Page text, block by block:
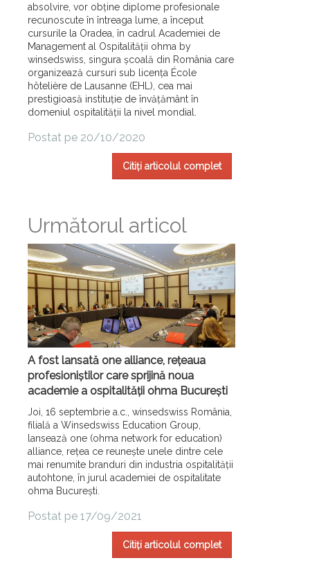
absolvire, vor obține diplome profesionale
recunoscute în întreaga lume, a început
cursurile la Oradea, în cadrul Academiei de
Management al Ospitalității ohma by
winsedswiss, singura școală din România care
organizează cursuri sub licența École
hôtelière de Lausanne (EHL), cea mai
prestigioasă instituție de învățământ în
domeniul ospitalității la nivel mondial.
Postat pe 20/10/2020
Citiți articolul complet
Următorul articol
A fost lansată one alliance, rețeaua
profesioniștilor care sprijină noua
academie a ospitalității ohma București
Joi, 16 septembrie a.c., winsedswiss România,
filială a Winsedswiss Education Group,
lansează one (ohma network for education)
alliance, rețea ce reunește unele dintre cele
mai renumite branduri din industria ospitalității
autohtone, în jurul academiei de ospitalitate
ohma București.
Postat pe 17/09/2021
Citiți articolul complet